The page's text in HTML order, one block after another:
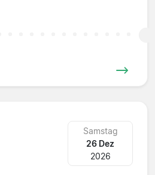
Samstag
26 Dez
2026